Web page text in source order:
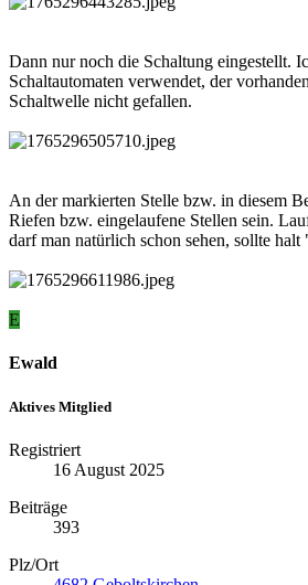
Dann nur noch die Schaltung eingestellt.
Schaltautomaten verwendet, der
Schaltwelle nicht gefallen.
An der markierten Stelle bzw. in diesem
Riefen bzw. eingelaufene Stellen sein.
darf man natürlich schon sehen, sollte halt
E
Ewald
Aktives Mitglied
Registriert
16 August 2025
Beiträge
393
Plz/Ort